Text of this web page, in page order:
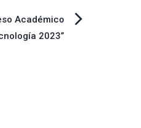
Académico
2023”